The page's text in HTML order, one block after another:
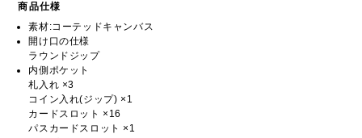
商品仕様
素材:コーテッドキャンバス
開け口の仕様
ラウンドジップ
内側ポケット
札入れ ×3
コイン入れ(ジップ) ×1
カードスロット ×16
パスカードスロット ×1